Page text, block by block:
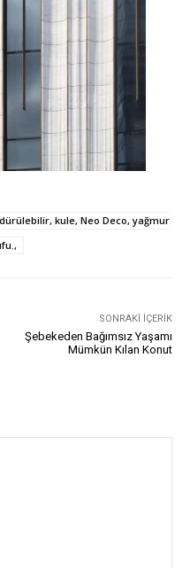
kule, Neo Deco, yağmur
SONRAKI İÇERIK
Şebekeden Bağımsız Yaşamı
Mümkün Kılan Konut